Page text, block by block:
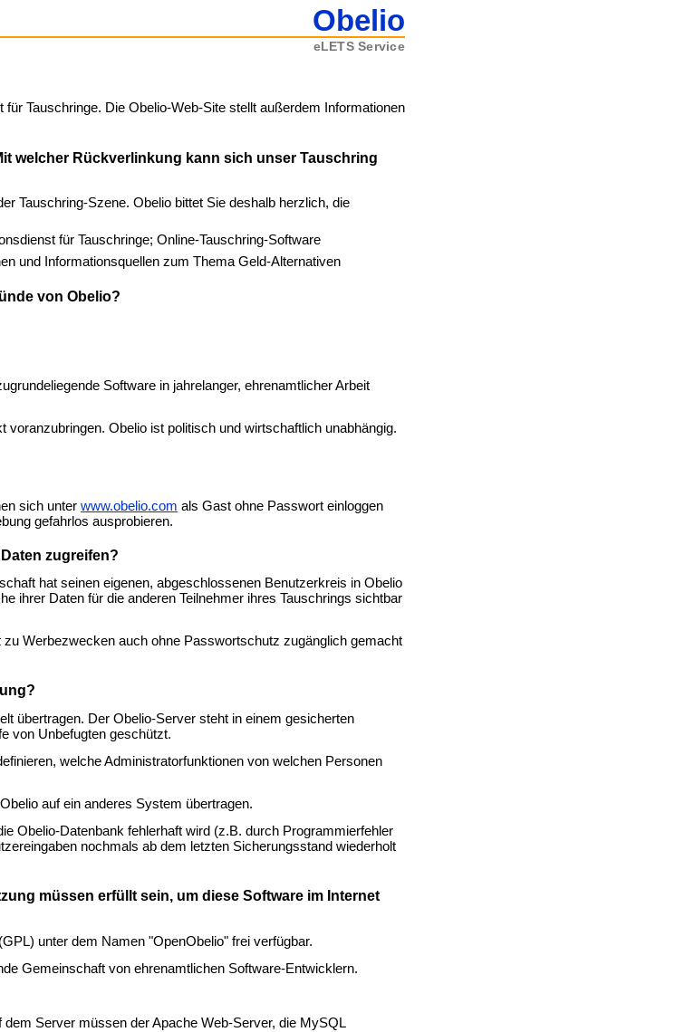
Obelio
eLETS Service
Tauschringe. Die Obelio-Web-Site stellt außerdem Informationen
welcher Rückverlinkung kann sich unser Tauschring
Tauschring-Szene. Obelio bittet Sie deshalb herzlich, die
für Tauschringe; Online-Tauschring-Software
und Informationsquellen zum Thema Geld-Alternativen
von Obelio?
Software in jahrelanger, ehrenamtlicher Arbeit
Obelio ist politisch und wirtschaftlich unabhängig.
sich unter www.obelio.com als Gast ohne Passwort einloggen
gefahrlos ausprobieren.
zugreifen?
hat seinen eigenen, abgeschlossenen Benutzerkreis in Obelio
ihrer Daten für die anderen Teilnehmer ihres Tauschrings sichtbar
Werbezwecken auch ohne Passwortschutz zugänglich gemacht
übertragen. Der Obelio-Server steht in einem gesicherten
von Unbefugten geschützt.
welche Administratorfunktionen von welchen Personen
auf ein anderes System übertragen.
Obelio-Datenbank fehlerhaft wird (z.B. durch Programmierfehler
nochmals ab dem letzten Sicherungsstand wiederholt
müssen erfüllt sein, um diese Software im Internet
unter dem Namen "OpenObelio" frei verfügbar.
Gemeinschaft von ehrenamtlichen Software-Entwicklern.
Server müssen der Apache Web-Server, die MySQL